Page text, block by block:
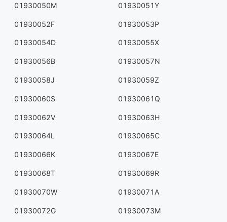
01930050M 01930051Y
01930052F 01930053P
01930054D 01930055X
01930056B 01930057N
01930058J 01930059Z
01930060S 01930061Q
01930062V 01930063H
01930064L 01930065C
01930066K 01930067E
01930068T 01930069R
01930070W 01930071A
01930072G 01930073M